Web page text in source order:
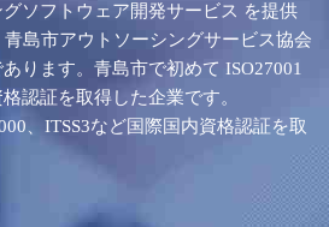
ソフトウェア開発サービス を提供
島市アウトソーシングサービス協会
ります。青島市で初めて ISO27001
認証を取得した企業です。
、ITSS3など国際国内資格認証を取